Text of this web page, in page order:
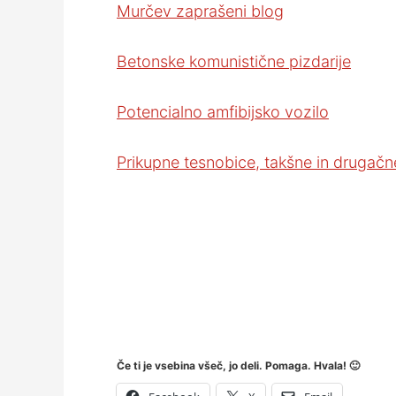
Murčev zaprašeni blog
Betonske komunistične pizdarije
Potencialno amfibijsko vozilo
Prikupne tesnobice, takšne in
Če ti je vsebina všeč, jo deli. Pomaga. Hvala! 🙂